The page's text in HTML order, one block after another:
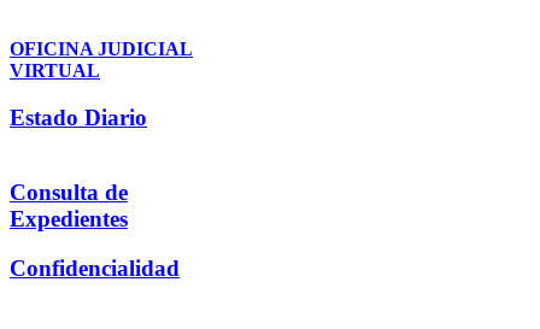
OFICINA JUDICIAL
VIRTUAL
Estado Diario
Consulta de
Expedientes
Confidencialidad